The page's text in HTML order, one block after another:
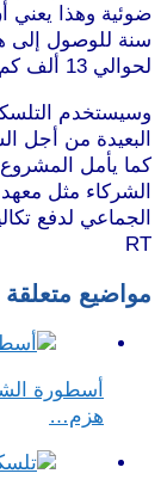
سنة للوصول
لحوالي 13 ألف كم في الثانية الواحدة.
وسيستخدم
البعيدة من أجل
كما يأمل
الجماعي لدفع
RT
مواضيع متعلقة
أسطورة
هزم…